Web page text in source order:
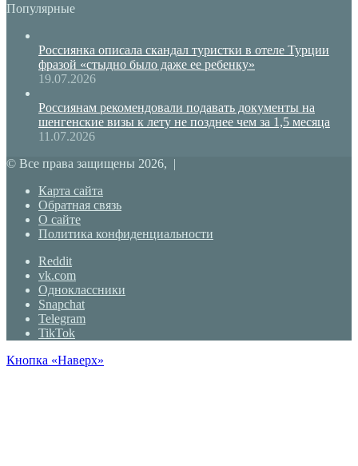
Популярные
Россиянка описала скандал туристки в отеле Турции
фразой «стыдно было даже ее ребенку»
19.07.2026
Россиянам рекомендовали подавать документы на
шенгенские визы к лету не позднее чем за 1,5 месяца
11.07.2026
© Все права защищены 2026, |
Карта сайта
Обратная связь
О сайте
Политика конфиденциальности
Reddit
vk.com
Одноклассники
Snapchat
Telegram
TikTok
Кнопка «Наверх»